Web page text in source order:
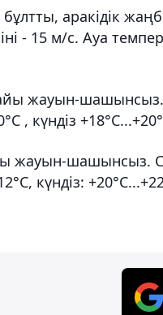
аракідік
- 15 м/с. Ауа
жауын-шашынсыз.
, күндіз
жауын-шашынсыз.
күндіз: